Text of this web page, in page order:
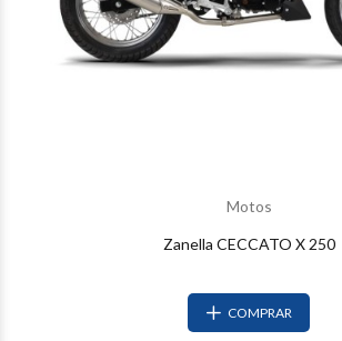
Motos
Zanella CECCATO X 250
COMPRAR